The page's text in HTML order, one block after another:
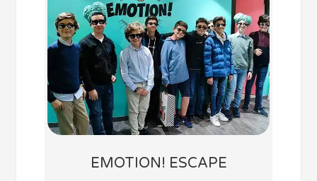
EMOTION! ESCAPE